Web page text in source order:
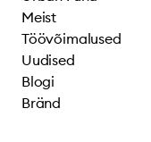
Meist
Töövõimalused
Uudised
Blogi
Bränd